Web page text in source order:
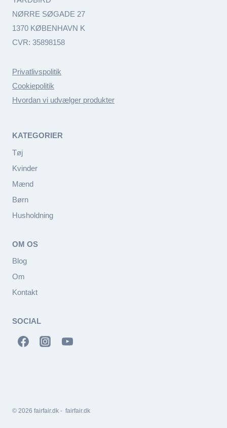
NØRRE SØGADE 27
1370 KØBENHAVN K
CVR: 35898158
Privatlivspolitik
Cookiepolitik
Hvordan vi udvælger produkter
KATEGORIER
Tøj
Kvinder
Mænd
Børn
Husholdning
OM OS
Blog
Om
Kontakt
SOCIAL
© 2026 fairfair.dk - fairfair.dk